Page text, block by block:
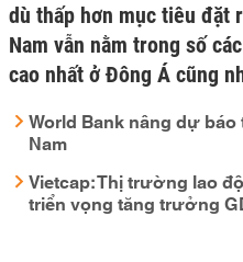
dù thấp hơn mục tiêu đặt
Nam vẫn nằm trong số
cao nhất ở Đông Á cũng
World Bank nâng dự
Nam
Vietcap: Thị trường lao
triển vọng tăng trưởng